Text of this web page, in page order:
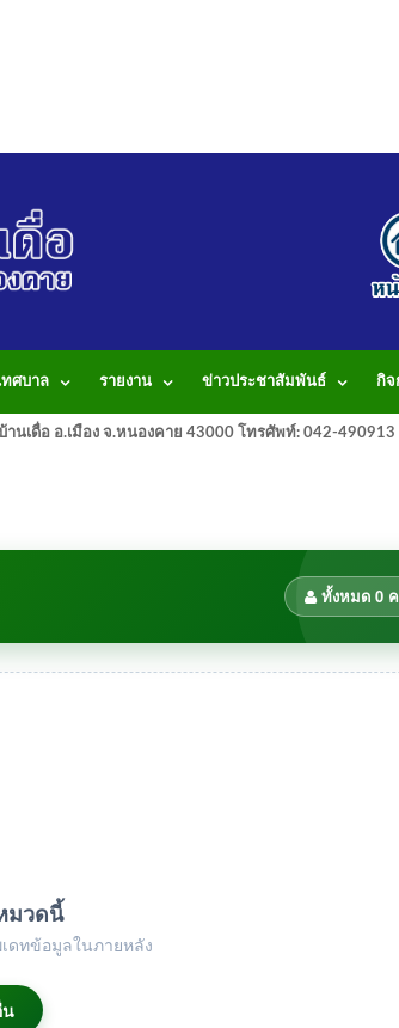
ทศบาล รายงาน ข่าวประชาสัมพันธ์ กิจ
นเดื่อ อ.เมือง จ.หนองคาย 43000 โทรศัพท์: 042-490913
ทั้งหมด 0
มวดนี้
ดทข้อมูลในภายหลัง
น